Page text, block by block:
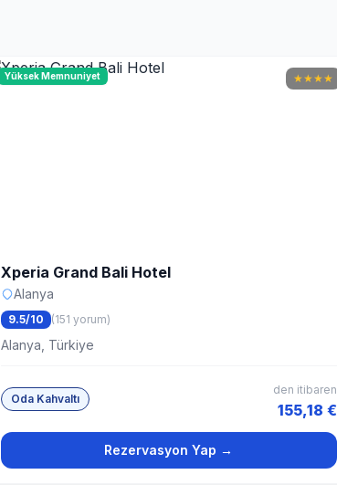
Yüksek Memnuniyet ★★★★
Xperia Grand Bali Hotel
Alanya
9.5/10 (151 yorum)
Alanya, Türkiye
Oda Kahvaltı
den itibaren
155,18 €
Rezervasyon Yap →